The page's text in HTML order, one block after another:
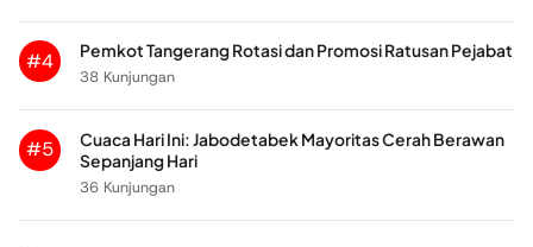
#4
Pemkot Tangerang Rotasi dan Promosi Ratusan Pejabat
38 Kunjungan
#5
Cuaca Hari Ini: Jabodetabek Mayoritas Cerah Berawan
Sepanjang Hari
36 Kunjungan